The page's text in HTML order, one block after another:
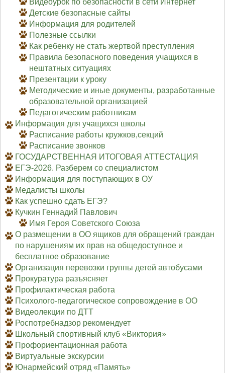
Детские безопасные сайты
Информация для родителей
Полезные ссылки
Как ребенку не стать жертвой преступления
Правила безопасного поведения учащихся в
нештатных ситуациях
Презентации к уроку
Методические и иные документы, разработанные
образовательной организацией
Педагогическим работникам
Информация для учащихся школы
Расписание работы кружков,секций
Расписание звонков
ГОСУДАРСТВЕННАЯ ИТОГОВАЯ АТТЕСТАЦИЯ
ЕГЭ-2026. Разберем со специалистом
Информация для поступающих в ОУ
Медалисты школы
Как успешно сдать ЕГЭ?
Кучкин Геннадий Павлович
Имя Героя Советского Союза
О размещении в ОО ящиков для обращений граждан
по нарушениям их прав на общедоступное и
бесплатное образование
Организация перевозки группы детей автобусами
Прокуратура разъясняет
Профилактическая работа
Психолого-педагогическое сопровождение в ОО
Видеолекции по ДТТ
Роспотребнадзор рекомендует
Школьный спортивный клуб «Виктория»
Профориентационная работа
Виртуальные экскурсии
Юнармейский отряд «Память»